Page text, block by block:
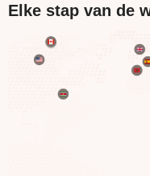
Elke stap van de